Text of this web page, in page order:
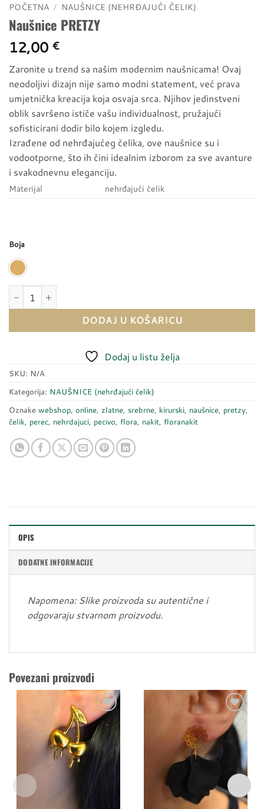
POČETNA / NAUŠNICE (NEHRĐAJUĆI ČELIK)
Naušnice PRETZY
12,00 €
Zaronite u trend sa našim modernim naušnicama! Ovaj
neodoljivi dizajn nije samo modni statement, već prava
umjetnička kreacija koja osvaja srca. Njihov jedinstveni
oblik savršeno ističe vašu individualnost, pružajući
sofisticirani dodir bilo kojem izgledu.
Izrađene od nehrđajućeg čelika, ove naušnice su i
vodootporne, što ih čini idealnim izborom za sve avanture
i svakodnevnu eleganciju.
Materijal nehrđajući čelik
Boja
DODAJ U KOŠARICU
Dodaj u listu želja
SKU: N/A
Kategorija: NAUŠNICE (nehrđajući čelik)
Oznake webshop, online, zlatne, srebrne, kirurski, naušnice, pretzy,
čelik, perec, nehrdajuci, pecivo, flora, nakit, floranakit
OPIS
DODATNE INFORMACIJE
Napomena: Slike proizvoda su autentične i
odgovaraju stvarnom proizvodu.
Povezani proizvodi
Dodaj
u
listu
želja
Dodaj
u
listu
želja